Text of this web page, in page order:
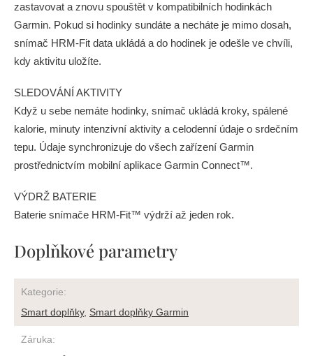
zastavovat a znovu spouštět v kompatibilních hodinkách
Garmin. Pokud si hodinky sundáte a necháte je mimo dosah,
snímač HRM-Fit data ukládá a do hodinek je odešle ve chvíli,
kdy aktivitu uložíte.
SLEDOVÁNÍ AKTIVITY
Když u sebe nemáte hodinky, snímač ukládá kroky, spálené
kalorie, minuty intenzivní aktivity a celodenní údaje o srdečním
tepu. Údaje synchronizuje do všech zařízení Garmin
prostřednictvím mobilní aplikace Garmin Connect™.
VÝDRŽ BATERIE
Baterie snímače HRM-Fit™ výdrží až jeden rok.
Doplňkové parametry
Kategorie:
Smart doplňky, Smart doplňky Garmin
Záruka: